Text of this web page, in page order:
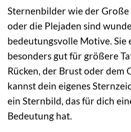
Sternenbilder wie der
oder die Plejaden sind
bedeutungsvolle Motive. Sie
besonders gut für größere
Rücken, der Brust oder dem
kannst dein eigenes
ein Sternbild, das für dich
Bedeutung hat.